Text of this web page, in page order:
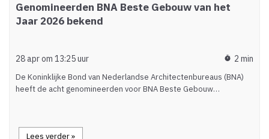
Genomineerden BNA Beste Gebouw van het
Jaar 2026 bekend
28 apr om 13:25 uur timer 2 min
De Koninklijke Bond van Nederlandse Architectenbureaus (BNA)
heeft de acht genomineerden voor BNA Beste Gebouw…
Lees verder »